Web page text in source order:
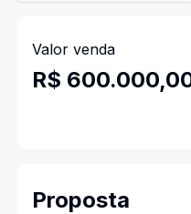
Valor venda
R$
Proposta